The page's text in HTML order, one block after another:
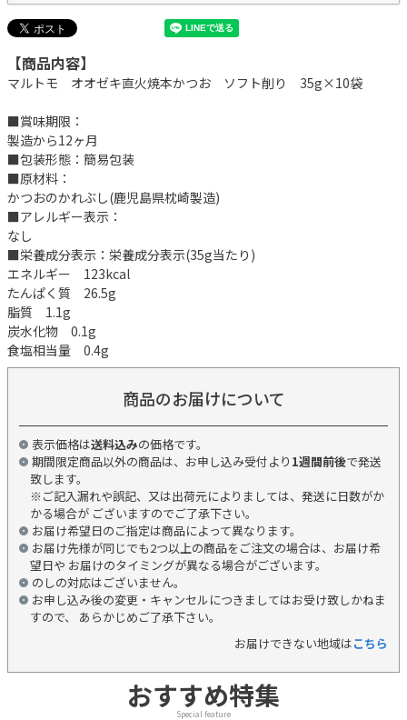
【商品内容】
マルトモ オオゼキ直火焼本かつお ソフト削り 35g×10袋
■賞味期限：
製造から12ヶ月
■包装形態：簡易包装
■原材料：
かつおのかれぶし(鹿児島県枕崎製造)
■アレルギー表示：
なし
■栄養成分表示：栄養成分表示(35g当たり)
エネルギー 123kcal
たんぱく質 26.5g
脂質 1.1g
炭水化物 0.1g
食塩相当量 0.4g
商品のお届けについて
表示価格は送料込みの価格です。
期間限定商品以外の商品は、お申し込み受付より 1週間前後で発送
致します。
※ご記入漏れや誤記、又は出荷元によりましては、発送に日数がか
かる場合が ございますのでご了承下さい。
お届け希望日のご指定は商品によって異なります。
お届け先様が同じでも2つ以上の商品をご注文の場合は、お届け希
望日や お届けのタイミングが異なる場合がございます。
のしの対応はございません。
お申し込み後の変更・キャンセルにつきましてはお受け致しかねま
すので、 あらかじめご了承下さい。
お届けできない地域はこちら
おすすめ特集
Special feature